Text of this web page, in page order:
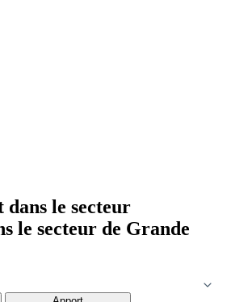
dans le secteur
le secteur de Grande